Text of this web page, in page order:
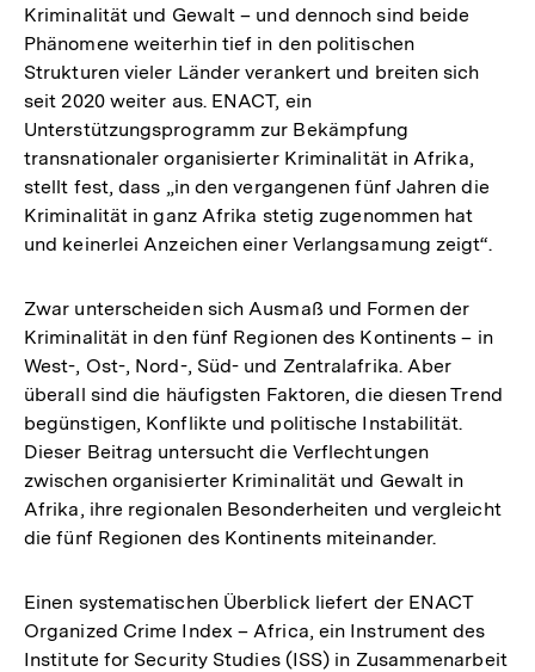
Kriminalität und Gewalt – und dennoch sind beide
Phänomene weiterhin tief in den politischen
Strukturen vieler Länder verankert und breiten sich
seit 2020 weiter aus. ENACT, ein
Unterstützungsprogramm zur Bekämpfung
transnationaler organisierter Kriminalität in Afrika,
stellt fest, dass „in den vergangenen fünf Jahren die
Kriminalität in ganz Afrika stetig zugenommen hat
und keinerlei Anzeichen einer Verlangsamung zeigt“.
Zwar unterscheiden sich Ausmaß und Formen der
Kriminalität in den fünf Regionen des Kontinents – in
West-, Ost-, Nord-, Süd- und Zentralafrika. Aber
überall sind die häufigsten Faktoren, die diesen Trend
begünstigen, Konflikte und politische Instabilität.
Dieser Beitrag untersucht die Verflechtungen
zwischen organisierter Kriminalität und Gewalt in
Afrika, ihre regionalen Besonderheiten und vergleicht
die fünf Regionen des Kontinents miteinander.
Einen systematischen Überblick liefert der ENACT
Organized Crime Index – Africa, ein Instrument des
Institute for Security Studies (ISS) in Zusammenarbeit